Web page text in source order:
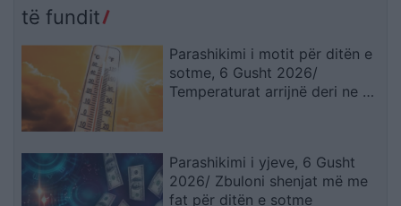
Brother VIP 5
të fundit
Parashikimi i motit për ditën e
sotme, 6 Gusht 2026/
Temperaturat arrijnë deri ne 38
Parashikimi i yjeve, 6 Gusht
2026/ Zbuloni shenjat më me
fat për ditën e sotme